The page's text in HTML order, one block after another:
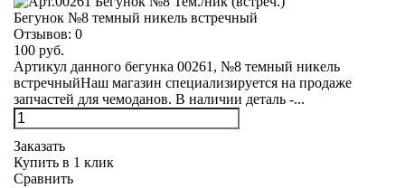
Бегунок №8 темный никель встречный
Отзывов: 0
100 руб.
Артикул данного бегунка 00261, №8 темный никель
встречныйНаш магазин специализируется на продаже
запчастей для чемоданов. В наличии деталь -...
Заказать
Купить в 1 клик
Сравнить